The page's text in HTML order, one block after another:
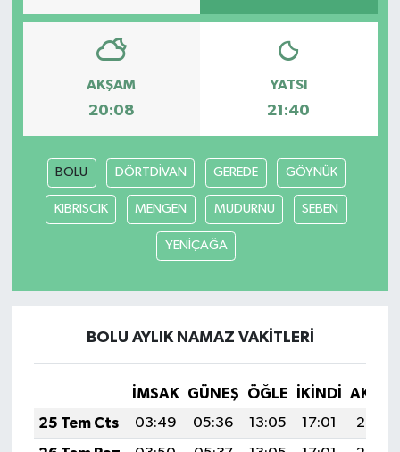
AKŞAM
20:08
YATSI
21:40
BOLU DÖRTDİVAN GEREDE GÖYNÜK
KIBRISCIK MENGEN MUDURNU SEBEN
YENİÇAĞA
BOLU AYLIK NAMAZ VAKITLERI
İMSAK GÜNEŞ ÖĞLE İKINDI
25 Tem Cts
03:49 05:36 13:05 17:01
20:24